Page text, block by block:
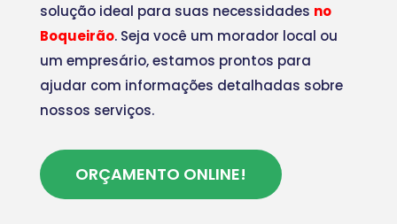
solução ideal para suas necessidades no
Boqueirão. Seja você um morador local ou
um empresário, estamos prontos para
ajudar com informações detalhadas sobre
nossos serviços.
ORÇAMENTO ONLINE!